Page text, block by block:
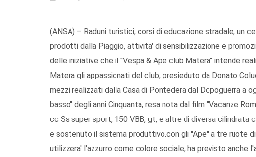
(ANSA) – Raduni turistici, corsi di educazione stradale, un
prodotti dalla Piaggio, attivita' di sensibilizzazione e
delle iniziative che il ''Vespa & Ape club Matera'' intende
Matera gli appassionati del club, presieduto da Donato
mezzi realizzati dalla Casa di Pontedera dal Dopoguerra a
basso'' degli anni Cinquanta, resa nota dal film ''Vacanze
cc Ss super sport, 150 VBB, gt, e altre di diversa cilindrata
e sostenuto il sistema produttivo,con gli ''Ape'' a tre ruote
utilizzera' l'azzurro come colore sociale, ha previsto anche